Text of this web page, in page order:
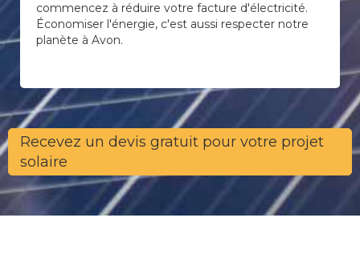
commencez à réduire votre facture d'électricité.
Économiser l'énergie, c'est aussi respecter notre
planète à Avon.
Recevez un devis gratuit pour votre projet
solaire